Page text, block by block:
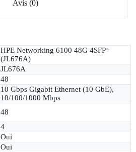
Avis (0)
HPE Networking 6100 48G 4SFP+
(JL676A)
JL676A
48
10 Gbps Gigabit Ethernet (10 GbE),
10/100/1000 Mbps
48
4
Oui
Oui